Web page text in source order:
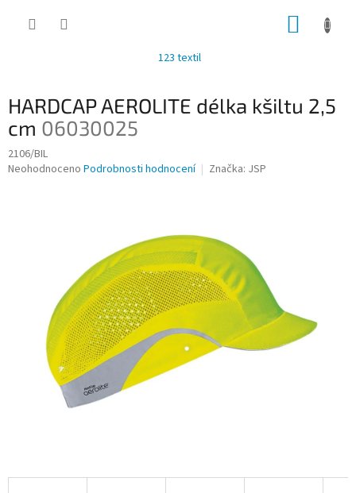
123 textil
HARDCAP AEROLITE délka kšiltu 2,5
cm 06030025
2106/BIL
Průměrné
Neohodnoceno Podrobnosti hodnocení Značka: JSP